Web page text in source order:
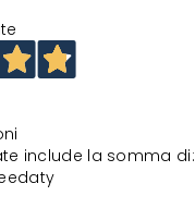
include la somma di: